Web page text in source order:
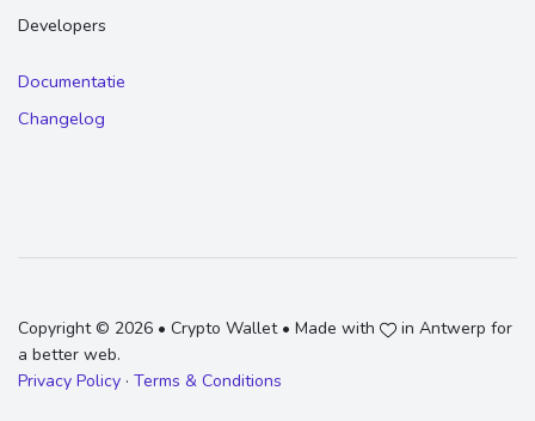
Developers
Documentatie
Changelog
Copyright © 2026 • Crypto Wallet • Made with
in Antwerp for
a better web.
Privacy Policy · Terms & Conditions